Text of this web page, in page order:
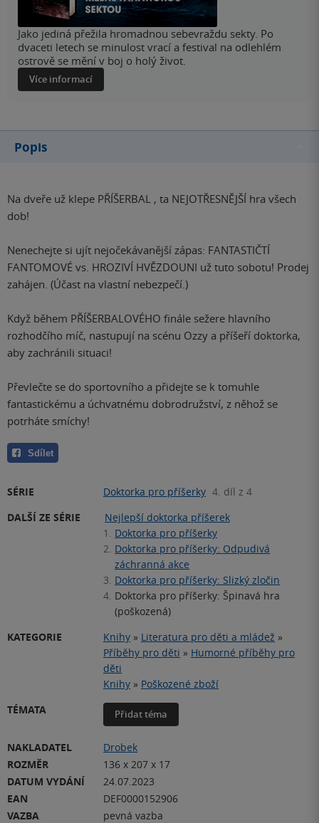
Jako jediná přežila hromadnou sebevraždu sekty. Po
dvaceti letech se minulost vrací a festival na odlehlém
ostrově se mění v boj o holý život.
Více informací
Popis
Na dveře už klepe PŘÍŠERBAL , ta NEJOTŘESNĚJŠÍ hra všech
dob!
Nenechejte si ujít nejočekávanější zápas: FANTASTIČTÍ
FANTOMOVÉ vs. HROZIVÍ HVĚZDOUNI už tuto sobotu! Prodej
zahájen. (Účast na vlastní nebezpečí.)
Když během PŘÍŠERBALOVÉHO finále sežere hlavního
rozhodčího míč, nastupují na scénu Ozzy a příšeří doktorka,
aby zachránili situaci!
Převlečte se do sportovního a přidejte se k tomuhle
fantastickému a úchvatnému dobrodružství, z něhož se
potrháte smíchy!
Sdílet
SÉRIE Doktorka pro příšerky 4. díl z 4
DALŠÍ ZE SÉRIE
Nejlepší doktorka příšerek
1. Doktorka pro příšerky
2. Doktorka pro příšerky: Odpudivá
záchranná akce
3. Doktorka pro příšerky: Slizký zločin
4. Doktorka pro příšerky: Špinavá hra
(poškozená)
KATEGORIE
Knihy » Literatura pro děti a mládež »
Příběhy pro děti » Humorné příběhy pro
děti
Knihy » Poškozené zboží
TÉMATA
Přidat téma
NAKLADATEL
Drobek
ROZMĚR
136 x 207 x 17
DATUM VYDÁNÍ
24.07.2023
EAN
DEF0000152906
VAZBA
pevná vazba